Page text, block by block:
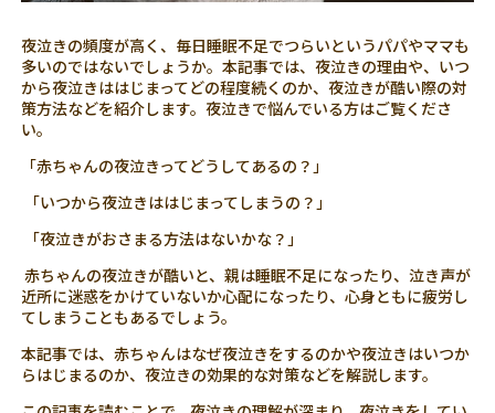
夜泣きの頻度が高く、毎日睡眠不足でつらいというパパやママも
多いのではないでしょうか。本記事では、夜泣きの理由や、いつ
から夜泣きははじまってどの程度続くのか、夜泣きが酷い際の対
策方法などを紹介します。夜泣きで悩んでいる方はご覧くださ
い。
「赤ちゃんの夜泣きってどうしてあるの？」
「いつから夜泣きははじまってしまうの？」
「夜泣きがおさまる方法はないかな？」
赤ちゃんの夜泣きが酷いと、親は睡眠不足になったり、泣き声が
近所に迷惑をかけていないか心配になったり、心身ともに疲労し
てしまうこともあるでしょう。
本記事では、赤ちゃんはなぜ夜泣きをするのかや夜泣きはいつか
らはじまるのか、夜泣きの効果的な対策などを解説します。